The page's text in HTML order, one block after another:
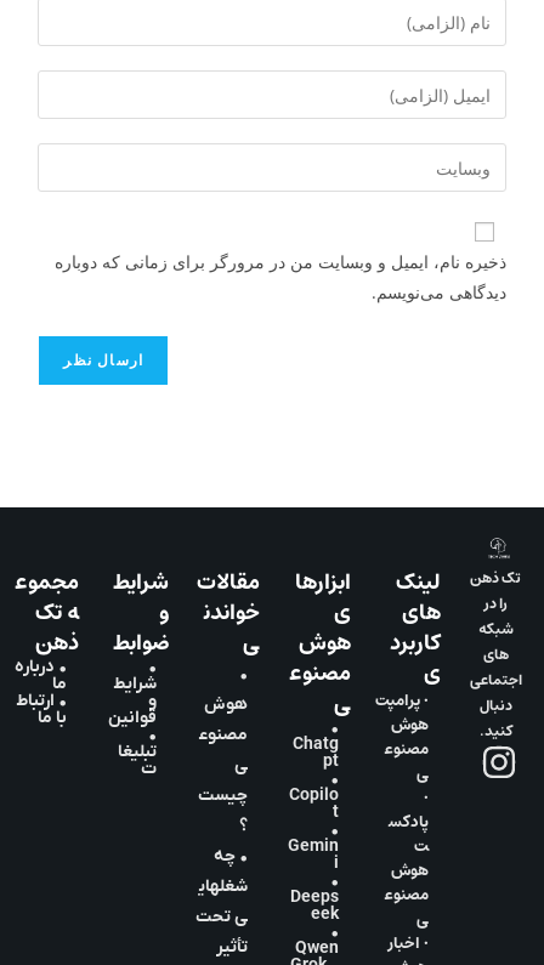
ذخیره نام، ایمیل و وبسایت من در مرورگر برای زمانی که دوباره
دیدگاهی می‌نویسم.
تک ذهن
را در
شبکه
های
اجتماعی
دنبال
کنید.
لینک
های
کاربرد
ی
• پرامپت
هوش
مصنوع
ی
•
پادکس
ت
هوش
مصنوع
ی
• اخبار
ابزارها
ی
هوش
مصنوع
ی
•
Chatg
pt
•
Copilo
t
•
Gemin
i
•
Deeps
eek
•
Qwen
مقالات
خواندن
ی
•
هوش
مصنوع
ی
چیست
؟
• چه
شغلهای
ی تحت
تأثیر
شرایط
و
ضوابط
•
شرایط
و
قوانین
•
تبلیغا
ت
مجموع
ه تک
ذهن
• درباره
ما
• ارتباط
با ما